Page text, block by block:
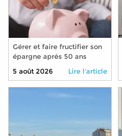
Gérer et faire fructifier son
épargne après 50 ans
5 août 2026
Lire l'article